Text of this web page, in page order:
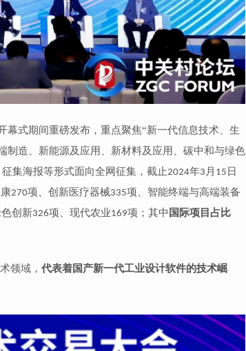
幕式期间重磅发布， 重点聚焦“新一代信息技术、生
制造、新能源及应用、新材料及应用、碳中和与绿色
集海报等形式面向全网征集，截止2024年3 月 15 日
270项、创新医疗器械335项、智能终端与高端装备
创新326项、现代农业169项；其中 国际项目占比
领域， 代表着国产新一代工业设计软件的技术崛